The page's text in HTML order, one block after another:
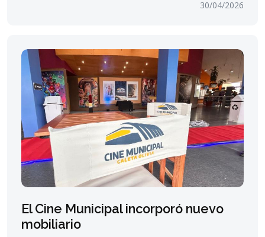
30/04/2026
El Cine Municipal incorporó nuevo
mobiliario